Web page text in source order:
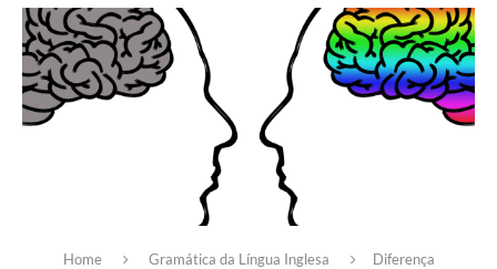
Home Gramática da Língua Inglesa
Diferença